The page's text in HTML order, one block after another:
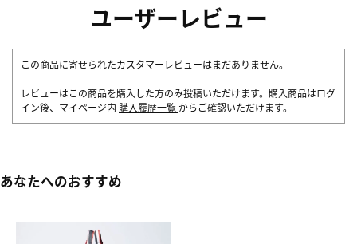
ユーザーレビュー
この商品に寄せられたカスタマーレビューはまだありません。
レビューはこの商品を購入した方のみ投稿いただけます。購入商品はログ
イン後、マイページ内 購入履歴一覧 からご確認いただけます。
あなたへのおすすめ